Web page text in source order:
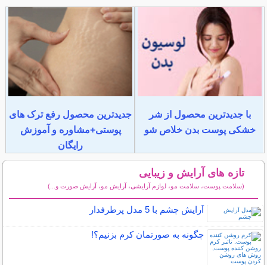
با جدیدترین محصول از شر
خشکی پوست بدن خلاص شو
جدیدترین محصول رفع ترک های
پوستی+مشاوره و آموزش
رایگان
تازه های آرایش و زیبایی
(سلامت پوست، سلامت مو، لوازم آرایشی، آرایش مو، آرایش صورت و...)
آرایش چشم با 5 مدل پرطرفدار
چگونه به صورتمان کرم بزنیم؟!